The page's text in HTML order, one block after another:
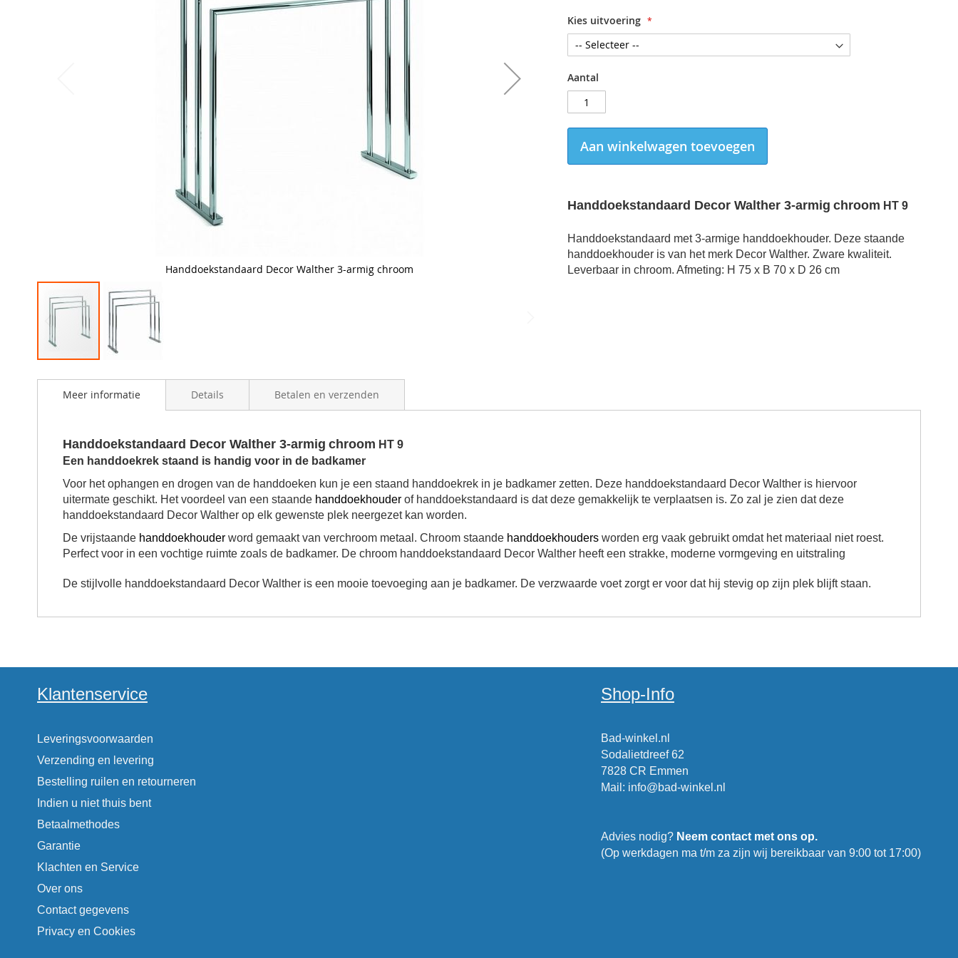
Kies uitvoering
Aantal
Aan winkelwagen toevoegen
Handdoekstandaard Decor Walther 3-armig chroom HT 9
Handdoekstandaard met 3-armige handdoekhouder. Deze staande
handdoekhouder is van het merk Decor Walther. Zware kwaliteit.
Leverbaar in chroom. Afmeting: H 75 x B 70 x D 26 cm
Handdoekstandaard Decor Walther 3-armig chroom Handdoekstandaard Decor Walther 3-armig chroom
to
images
gallery
Meer informatie
Handdoekstandaard Decor Walther 3-armig chroom HT 9
Een handdoekrek staand is handig voor in de badkamer
Voor het ophangen en drogen van de handdoeken kun je een staand handdoekrek in je badkamer zetten. Deze handdoekstandaard Decor Walther is hiervoor
uitermate geschikt. Het voordeel van een staande handdoekhouder of handdoekstandaard is dat deze gemakkelijk te verplaatsen is. Zo zal je zien dat deze
handdoekstandaard Decor Walther op elk gewenste plek neergezet kan worden.
De vrijstaande handdoekhouder word gemaakt van verchroom metaal. Chroom staande handdoekhouders worden erg vaak gebruikt omdat het materiaal niet roest.
Perfect voor in een vochtige ruimte zoals de badkamer. De chroom handdoekstandaard Decor Walther heeft een strakke, moderne vormgeving en uitstraling
De stijlvolle handdoekstandaard Decor Walther is een mooie toevoeging aan je badkamer. De verzwaarde voet zorgt er voor dat hij stevig op zijn plek blijft staan.
Details Betalen en verzenden
Klantenservice
Leveringsvoorwaarden
Verzending en levering
Bestelling ruilen en retourneren
Indien u niet thuis bent
Betaalmethodes
Garantie
Klachten en Service
Over ons
Contact gegevens
Privacy en Cookies
Shop-Info
Bad-winkel.nl
Sodalietdreef 62
7828 CR Emmen
Mail : info@bad-winkel.nl
Advies nodig? Neem contact met ons op.
(Op werkdagen ma t/m za zijn wij bereikbaar van 9:00 tot 17:00)